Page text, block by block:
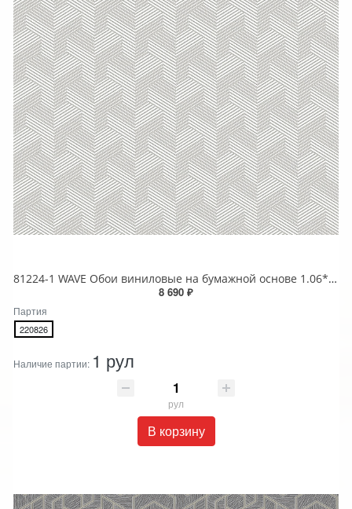
81224-1 WAVE Обои виниловые на бумажной основе 1.06*15.5
8 690 ₽
Партия
220826
Наличие партии: 1 рул
рул
В корзину